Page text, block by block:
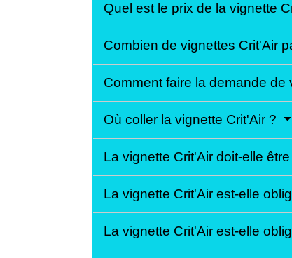
Quel est le prix de la vignette
Combien de vignettes Crit'Air
Comment faire la demande de
Où coller la vignette Crit'Air ?
La vignette Crit'Air doit-elle
La vignette Crit'Air est-elle
La vignette Crit'Air est-elle